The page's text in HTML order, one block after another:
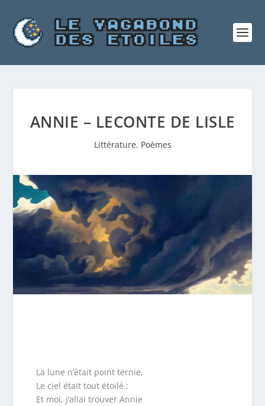
ANNIE – LECONTE DE LISLE
Littérature, Poèmes
La lune n’était point ternie,
Le ciel était tout étoilé ;
Et moi, j’allai trouver Annie